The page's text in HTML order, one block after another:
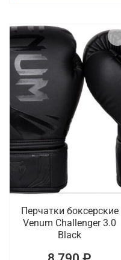
Перчатки боксерские
Venum Challenger 3.0
Black